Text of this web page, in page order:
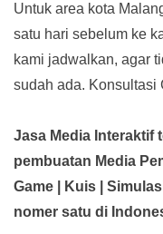
Untuk area kota
satu hari sebelum ke
kami jadwalkan, agar
sudah ada. Konsultasi
Jasa Media Interaktif
pembuatan Media
Game | Kuis |
nomer satu di